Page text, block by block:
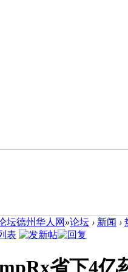
坛德州华人网 »论坛 › 新闻 ›
表
省下4亿